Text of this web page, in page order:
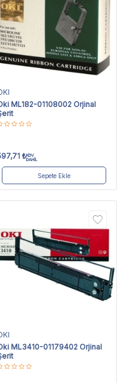
ML182-01108002 Orjinal
₺KDV
DAHİL
Sepete Ekle
ML3410-01179402 Orjinal